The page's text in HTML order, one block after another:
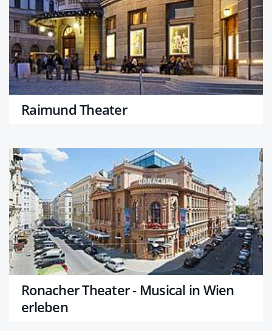
Raimund Theater
Ronacher Theater - Musical in Wien
erleben